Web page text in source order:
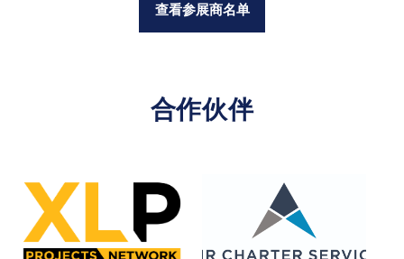
查看参展商名单
合作伙伴